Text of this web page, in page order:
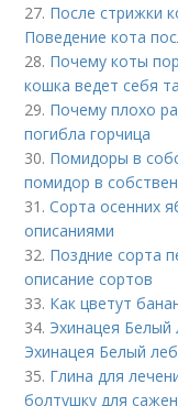
27. После стрижки
Поведение кота
28. Почему коты
кошка ведет себя
29. Почему плохо
погибла горчица
30. Помидоры в
помидор в
31.Сорта осенних
описаниями
32. Поздние сорта
описание сортов
33. Как цветут
34. Эхинацея Белый
Эхинацея Белый
35. Глина для
болтушку для